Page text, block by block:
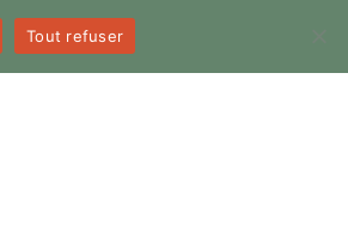
Tout refuser